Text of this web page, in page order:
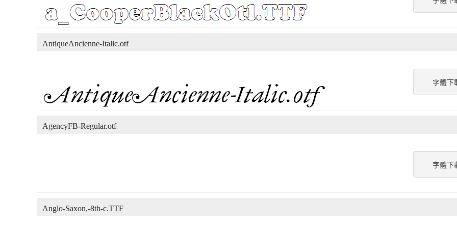
字體下
AntiqueAncienne-Italic.otf
字體下
AgencyFB-Regular.otf
Anglo-Saxon,-8th-c.TTF